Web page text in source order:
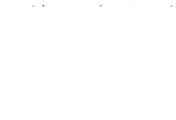
médicos puede variar